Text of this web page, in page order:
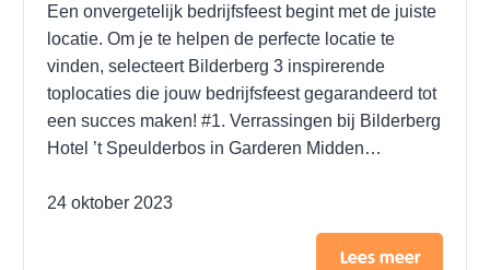
Een onvergetelijk bedrijfsfeest begint met de juiste
locatie. Om je te helpen de perfecte locatie te
vinden, selecteert Bilderberg 3 inspirerende
toplocaties die jouw bedrijfsfeest gegarandeerd tot
een succes maken! #1. Verrassingen bij Bilderberg
Hotel ’t Speulderbos in Garderen Midden…
24 oktober 2023
Lees meer